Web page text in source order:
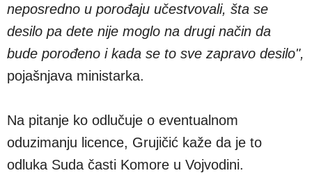
neposredno u porođaju učestvovali, šta se
desilo pa dete nije moglo na drugi način da
bude porođeno i kada se to sve zapravo desilo",
pojašnjava ministarka.
Na pitanje ko odlučuje o eventualnom
oduzimanju licence, Grujičić kaže da je to
odluka Suda časti Komore u Vojvodini.